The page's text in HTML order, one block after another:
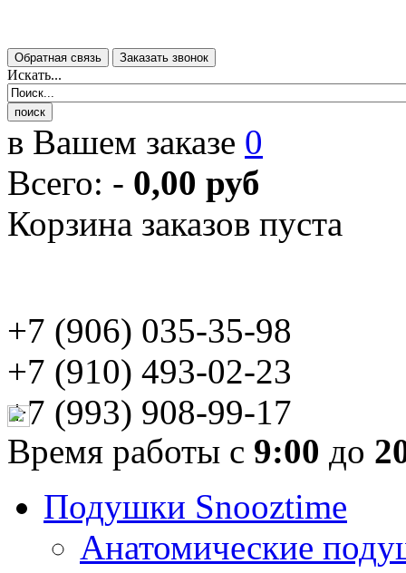
Искать...
в Вашем заказе 0
Всего: - 0,00 руб
Корзина заказов пуста
+7 (906) 035-35-98
+7 (910) 493-02-23
+7 (993) 908-99-17
Время работы с 9:00 до
Подушки Snooztime
Анатомические